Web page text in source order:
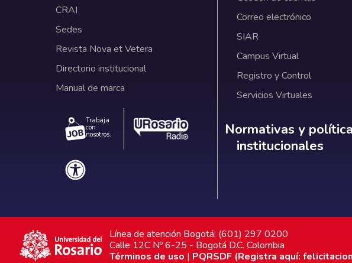
CRAI
Sedes
Revista Nova et Vetera
Directorio institucional
Manual de marca
Trabaja
con
nosotros.
Correo electrónico
SIAR
Campus Virtual
Registro y Control
Servicios Virtuales
Normativas y
Normativas y
institucionales
Línea de atención Bogotá: (601) 297 0200
Calle 12C Nº 6-25 - Bogotá D.C. Colombia
Términos de uso | PQRSDF (Registra aquí: